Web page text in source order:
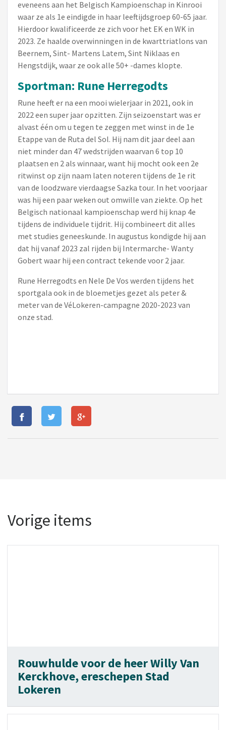
eveneens aan het Belgisch Kampioenschap in Kinrooi
waar ze als 1e eindigde in haar leeftijdsgroep 60-65 jaar.
Hierdoor kwalificeerde ze zich voor het EK en WK in
2023. Ze haalde overwinningen in de kwarttriatlons van
Beernem, Sint- Martens Latem, Sint Niklaas en
Hengstdijk, waar ze ook alle 50+ -dames klopte.
Sportman: Rune Herregodts
Rune heeft er na een mooi wielerjaar in 2021, ook in
2022 een super jaar opzitten. Zijn seizoenstart was er
alvast één om u tegen te zeggen met winst in de 1e
Etappe van de Ruta del Sol. Hij nam dit jaar deel aan
niet minder dan 47 wedstrijden waarvan 6 top 10
plaatsen en 2 als winnaar, want hij mocht ook een 2e
ritwinst op zijn naam laten noteren tijdens de 1e rit
van de loodzware vierdaagse Sazka tour. In het voorjaar
was hij een paar weken out omwille van ziekte. Op het
Belgisch nationaal kampioenschap werd hij knap 4e
tijdens de individuele tijdrit. Hij combineert dit alles
met studies geneeskunde. In augustus kondigde hij aan
dat hij vanaf 2023 zal rijden bij Intermarche- Wanty
Gobert waar hij een contract tekende voor 2 jaar.
Rune Herregodts en Nele De Vos werden tijdens het
sportgala ook in de bloemetjes gezet als peter &
meter van de VéLokeren-campagne 2020-2023 van
onze stad.
Vorige items
Rouwhulde voor de heer Willy Van
Kerckhove, ereschepen Stad
Lokeren